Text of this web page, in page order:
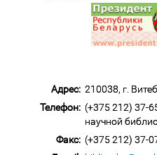
Адрес: 210038, г.
Телефон: (+375 212) 37-
научной
Факс: (+375 212) 37-